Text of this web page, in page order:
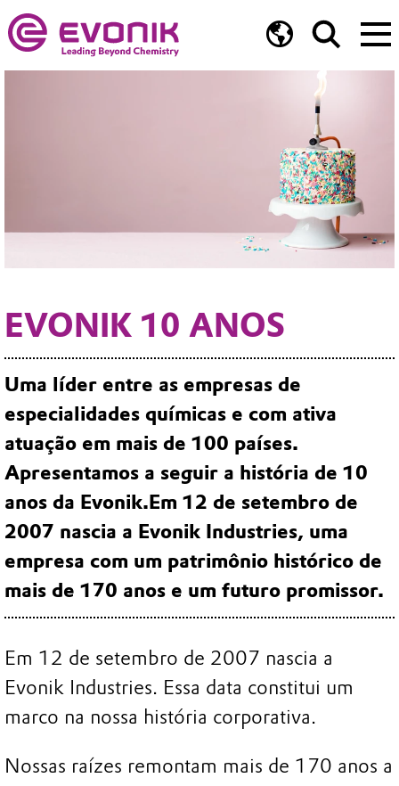
EVONIK 10 ANOS
Uma líder entre as empresas de
especialidades químicas e com ativa
atuação em mais de 100 países.
Apresentamos a seguir a história de 10
anos da Evonik.Em 12 de setembro de
2007 nascia a Evonik Industries, uma
empresa com um patrimônio histórico de
mais de 170 anos e um futuro promissor.
Em 12 de setembro de 2007 nascia a
Evonik Industries. Essa data constitui um
marco na nossa história corporativa.
Nossas raízes remontam mais de 170 anos a